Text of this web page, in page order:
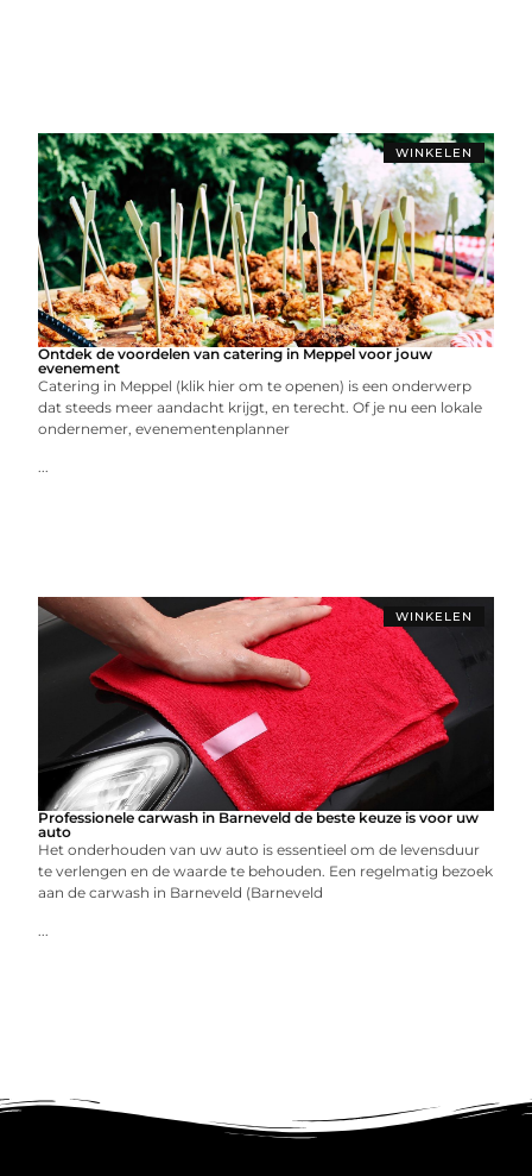
WINKELEN
Ontdek de voordelen van catering in Meppel voor jouw
evenement
Catering in Meppel (klik hier om te openen) is een onderwerp
dat steeds meer aandacht krijgt, en terecht. Of je nu een lokale
ondernemer, evenementenplanner
...
WINKELEN
Professionele carwash in Barneveld de beste keuze is voor uw
auto
Het onderhouden van uw auto is essentieel om de levensduur
te verlengen en de waarde te behouden. Een regelmatig bezoek
aan de carwash in Barneveld (Barneveld
...